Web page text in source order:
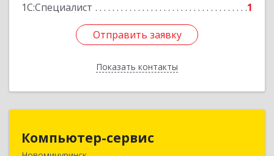
1С:Специалист
1
Отправить заявку
Показать контакты
Отправить заявку
Назад
Компьютер-сервис